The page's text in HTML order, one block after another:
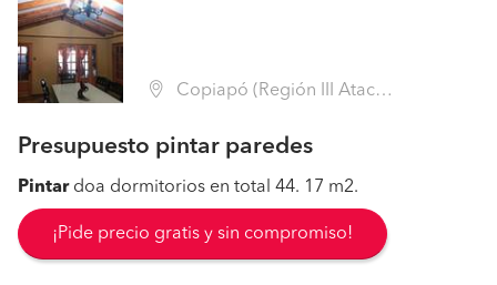
Copiapó (Región III Atacama - Copiapó)
Presupuesto pintar paredes
Pintardoa dormitorios en total 44. 17 m2.
¡Pide precio gratis y sin compromiso!